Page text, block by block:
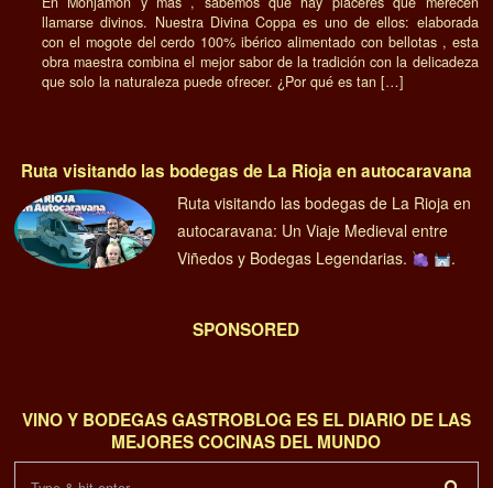
llamarse divinos. Nuestra Divina Coppa es uno de ellos: elaborada
con el mogote del cerdo 100% ibérico alimentado con bellotas , esta
obra maestra combina el mejor sabor de la tradición con la delicadeza
que solo la naturaleza puede ofrecer. ¿Por qué es tan […]
Ruta visitando las bodegas de La Rioja en autocaravana
Ruta visitando las bodegas de La Rioja en
autocaravana: Un Viaje Medieval entre
Viñedos y Bodegas Legendarias.
.
SPONSORED
VINO Y BODEGAS GASTROBLOG ES EL DIARIO DE LAS
MEJORES COCINAS DEL MUNDO